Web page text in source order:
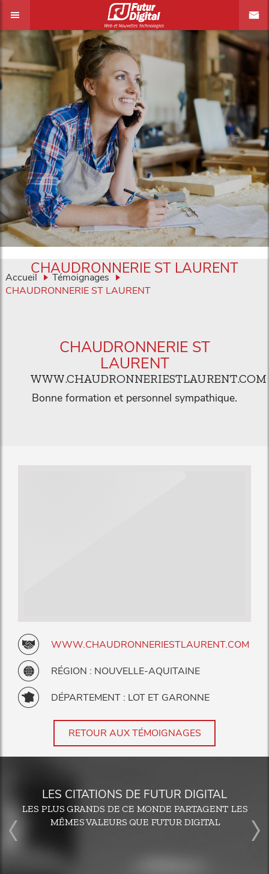
Accueil
Témoignages
CHAUDRONNERIE ST LAURENT
CHAUDRONNERIE ST LAURENT
CHAUDRONNERIE ST
LAURENT
WWW.CHAUDRONNERIESTLAURENT.COM
Bonne formation et personnel sympathique.
WWW.CHAUDRONNERIESTLAURENT.COM
RÉGION : NOUVELLE-AQUITAINE
DÉPARTEMENT : LOT ET GARONNE
RETOUR AUX TÉMOIGNAGES
LES CITATIONS DE FUTUR DIGITAL
LES PLUS GRANDS DE CE MONDE PARTAGENT LES
MÊMES VALEURS QUE FUTUR DIGITAL